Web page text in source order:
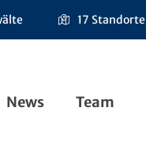
17 Standorte
News Team